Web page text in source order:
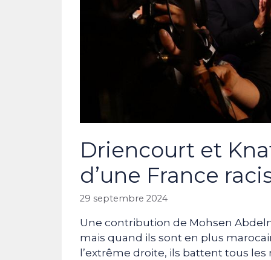
Driencourt et
d’une France
29 septembre 2024
Une contribution de Mohsen
mais quand ils sont en plus
l’extrême droite, ils battent tous